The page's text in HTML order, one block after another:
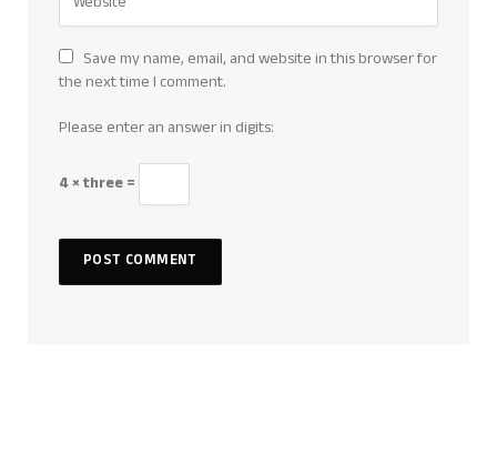
Save my name, email, and website in this browser for
the next time I comment.
Please enter an answer in digits:
4 × three =